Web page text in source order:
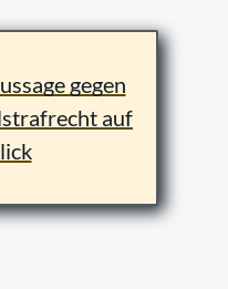
gegen
auf